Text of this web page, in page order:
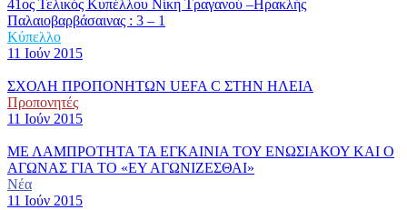
41ος Τελικός Κυπέλλου Νίκη Τραγανού –Ηρακλής
Παλαιοβαρβάσαινας : 3 – 1
Κύπελλο
11 Ιούν 2015
ΣΧΟΛΗ ΠΡΟΠΟΝΗΤΩΝ UEFA C ΣΤΗΝ ΗΛΕΙΑ
Προπονητές
11 Ιούν 2015
ΜΕ ΛΑΜΠΡΟΤΗΤΑ ΤΑ ΕΓΚΑΙΝΙΑ ΤΟΥ ΕΝΩΣΙΑΚΟΥ ΚΑΙ Ο
ΑΓΩΝΑΣ ΓΙΑ ΤΟ «ΕΥ ΑΓΩΝΙΖΕΣΘΑΙ»
Νέα
11 Ιούν 2015